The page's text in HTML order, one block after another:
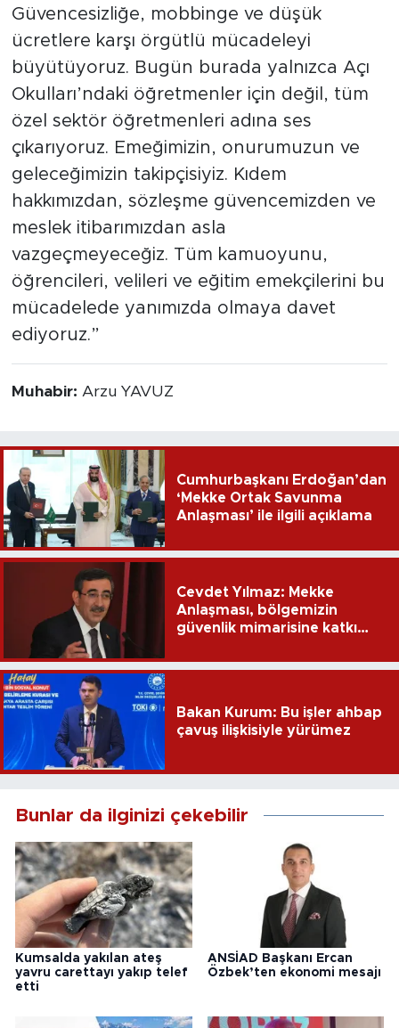
Güvencesizliğe, mobbinge ve düşük
ücretlere karşı örgütlü mücadeleyi
büyütüyoruz. Bugün burada yalnızca Açı
Okulları’ndaki öğretmenler için değil, tüm
özel sektör öğretmenleri adına ses
çıkarıyoruz. Emeğimizin, onurumuzun ve
geleceğimizin takipçisiyiz. Kıdem
hakkımızdan, sözleşme güvencemizden ve
meslek itibarımızdan asla
vazgeçmeyeceğiz. Tüm kamuoyunu,
öğrencileri, velileri ve eğitim emekçilerini bu
mücadelede yanımızda olmaya davet
ediyoruz.”
Muhabir: Arzu YAVUZ
Cumhurbaşkanı Erdoğan’dan
‘Mekke Ortak Savunma
Anlaşması’ ile ilgili açıklama
Cevdet Yılmaz: Mekke
Anlaşması, bölgemizin
güvenlik mimarisine katkı
Bakan Kurum: Bu işler ahbap
çavuş ilişkisiyle yürümez
Bunlar da ilginizi çekebilir
Kumsalda yakılan ateş
yavru carettayı yakıp telef
etti
ANSİAD Başkanı Ercan
Özbek’ten ekonomi mesajı